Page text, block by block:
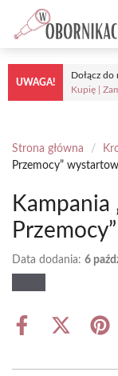
Przejdź
treści
UWAGA!
Dołącz
Kupię |
Strona główna /
Przemocy”
Data dodania: 6
Share
Share
(Twitter)